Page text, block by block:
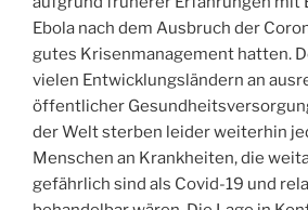
Ebola nach dem Ausbruch der
gutes Krisenmanagement hatten.
vielen Entwicklungsländern an
öffentlicher
der Welt sterben leider weiterhin
Menschen an Krankheiten, die
gefährlich sind als Covid-19 und